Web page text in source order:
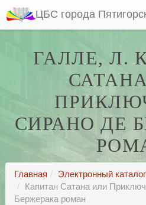
ЦБС города
ГАЛЛЕ, Л.
СИРАНО ДЕ
Главная
Электронный каталог
Капитан Сатана или
Бержерака роман